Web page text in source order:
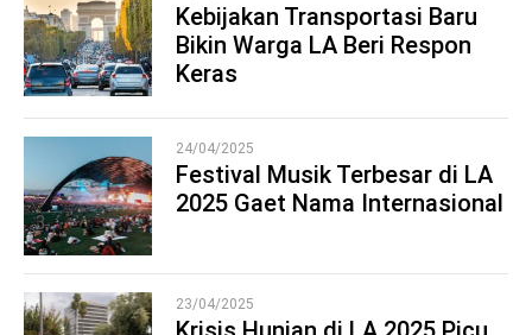
2
Kebijakan Transportasi Baru
Bikin Warga LA Beri Respon
Keras
3
24/04/2025
Festival Musik Terbesar di LA
2025 Gaet Nama Internasional
23/04/2025